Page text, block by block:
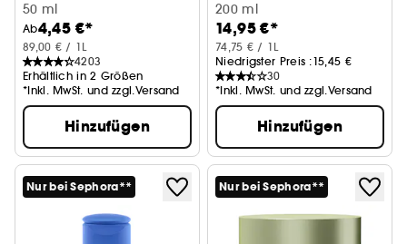
Make-up-Entfernung + Beruhigung
50 ml
Ab4,45 €*
89,00 € / 1L
4203
Erhältlich in 2 Größen
*Inkl. MwSt. und zzgl.Versand
Hinzufügen
Renigungsöl für Make-up
200 ml
14,95 €*
74,75 € / 1L
Niedrigster Preis :15,45 €
30
*Inkl. MwSt. und zzgl.Versand
Hinzufügen
Nur bei Sephora** Nur bei Sephora**